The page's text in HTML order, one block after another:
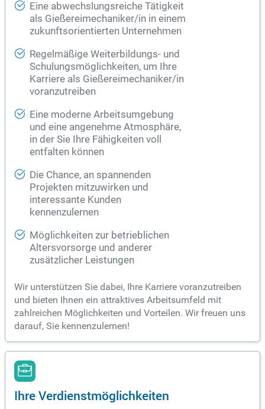
Eine abwechslungsreiche Tätigkeit
als Gießereimechaniker/in in einem
zukunftsorientierten Unternehmen
Regelmäßige Weiterbildungs- und
Schulungsmöglichkeiten, um Ihre
Karriere als Gießereimechaniker/in
voranzutreiben
Eine moderne Arbeitsumgebung
und eine angenehme Atmosphäre,
in der Sie Ihre Fähigkeiten voll
entfalten können
Die Chance, an spannenden
Projekten mitzuwirken und
interessante Kunden
kennenzulernen
Möglichkeiten zur betrieblichen
Altersvorsorge und anderer
zusätzlicher Leistungen
Wir unterstützen Sie dabei, Ihre Karriere voranzutreiben
und bieten Ihnen ein attraktives Arbeitsumfeld mit
zahlreichen Möglichkeiten und Vorteilen. Wir freuen uns
darauf, Sie kennenzulernen!
Ihre Verdienstmöglichkeiten